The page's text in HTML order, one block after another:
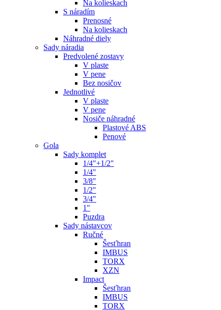
Na kolieskach
S náradím
Prenosné
Na kolieskach
Náhradné diely
Sady náradia
Predvolené zostavy
V plaste
V pene
Bez nosičov
Jednotlivé
V plaste
V pene
Nosiče náhradné
Plastové ABS
Penové
Gola
Sady komplet
1/4"+1/2"
1/4"
3/8"
1/2"
3/4"
1"
Puzdra
Sady nástavcov
Ručné
Šesťhran
IMBUS
TORX
XZN
Impact
Šesťhran
IMBUS
TORX